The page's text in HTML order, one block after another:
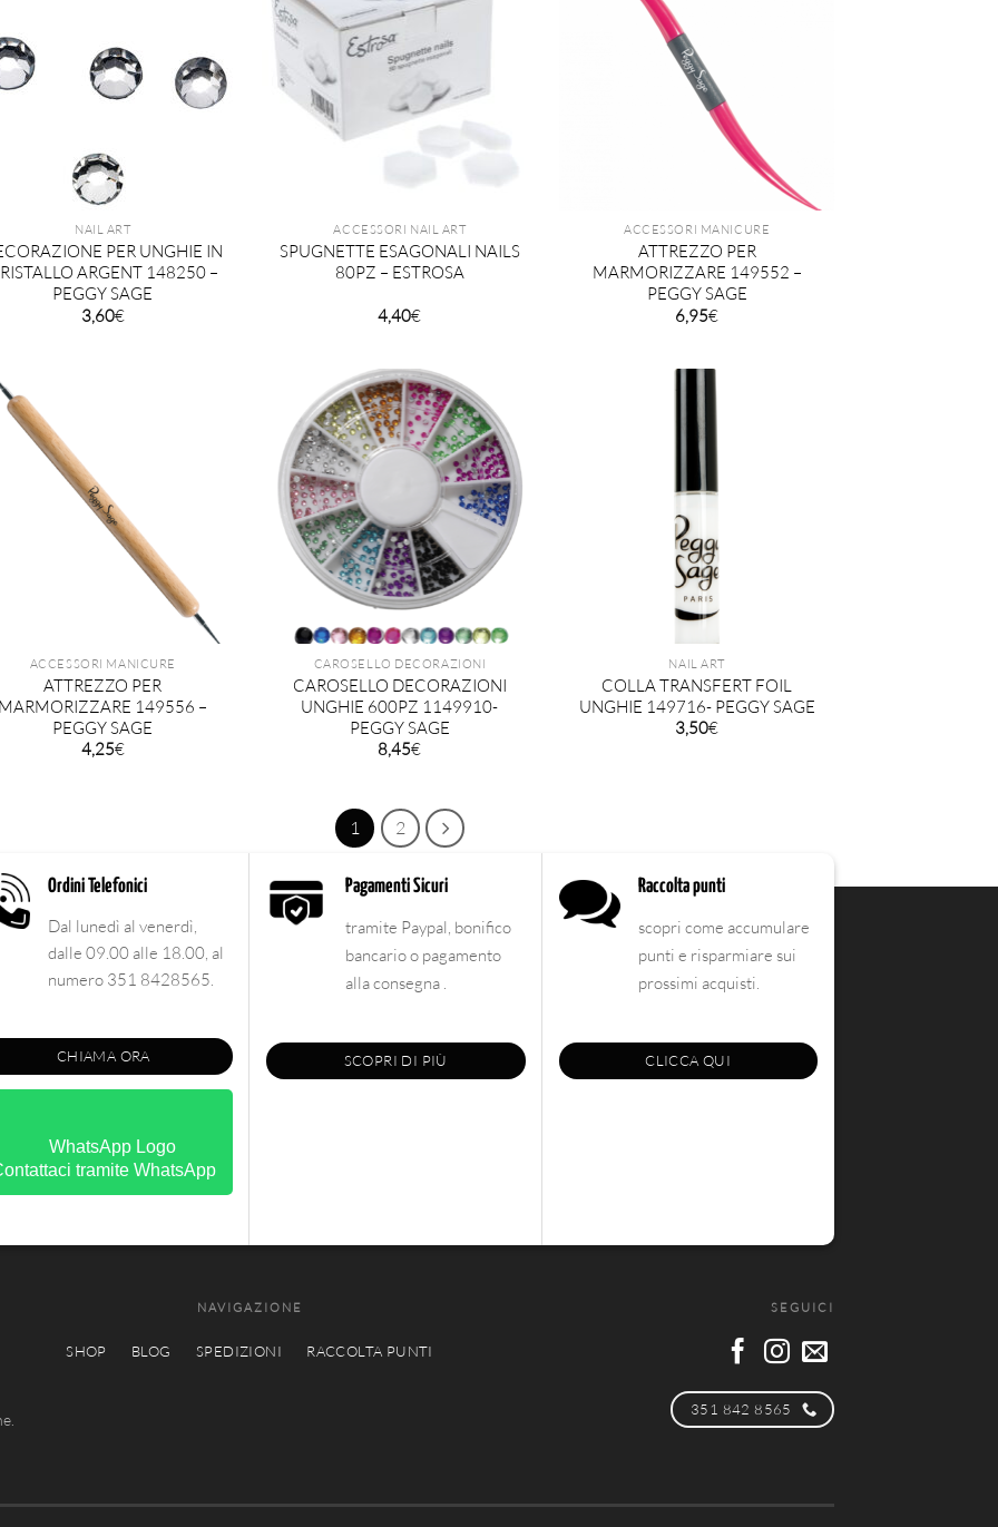
NAIL ART
PER UNGHIE IN
ARGENT 148250 –
PEGGY SAGE
3,60€
ACCESSORI NAIL ART
SPUGNETTE ESAGONALI NAILS
80PZ – ESTROSA
4,40€
ACCESSORI MANICURE
ATTREZZO PER
MARMORIZZARE 149552 –
PEGGY SAGE
6,95€
ACCESSORI MANICURE
ATTREZZO PER
149556 –
PEGGY SAGE
4,25€
CAROSELLO DECORAZIONI
CAROSELLO DECORAZIONI
UNGHIE 600PZ 1149910-
PEGGY SAGE
8,45€
NAIL ART
COLLA TRANSFERT FOIL
UNGHIE 149716- PEGGY SAGE
3,50€
1 2
Ordini Telefonici
Dal lunedì al venerdì,
dalle 09.00 alle 18.00, al
numero 351 8428565.
CHIAMA ORA
tramite WhatsApp
Pagamenti Sicuri
tramite Paypal, bonifico
bancario o pagamento
alla consegna .
SCOPRI DI PIÙ
Raccolta punti
scopri come accumulare
punti e risparmiare sui
prossimi acquisti.
CLICCA QUI
NAVIGAZIONE
SHOP BLOG SPEDIZIONI RACCOLTA PUNTI
SEGUICI
351 842 8565